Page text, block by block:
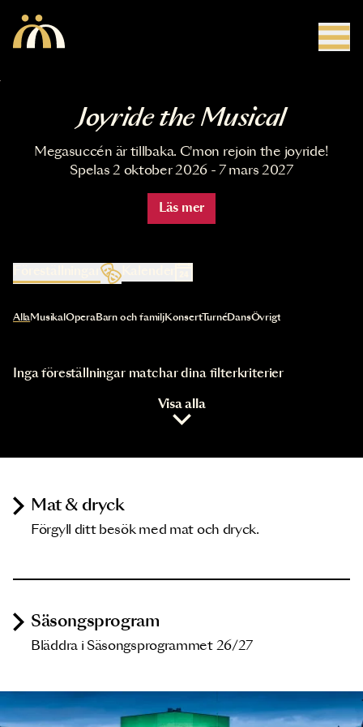
Joyride the Musical
Megasuccén är tillbaka. C'mon rejoin the joyride!
Spelas 2 oktober 2026 - 7 mars 2027
Läs mer
Kalender
Val av kategori uppdaterar innehållet automatiskt
AllaMusikal OperaBarn och familjKonsertTurnéDansÖvrigt
Inga föreställningar matchar dina filterkriterier
Visa alla
Mat & dryck
Förgyll ditt besök med mat och dryck.
Säsongsprogram
Bläddra i Säsongsprogrammet 26/27